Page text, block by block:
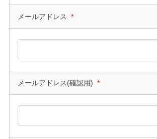
メールアドレス *
メールアドレス(確認用) *